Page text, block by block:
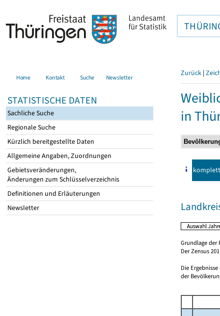
Home Kontakt Suche Newsletter
STATISTISCHE DATEN
Sachliche Suche
Regionale Suche
Kürzlich bereitgestellte Daten
Allgemeine Angaben, Zuordnungen
Gebietsveränderungen,
Änderungen zum Schlüsselverzeichnis
Definitionen und Erläuterungen
Newsletter
Zurück |
in
komplett
Grundlage der
Der Zensus
Die
der